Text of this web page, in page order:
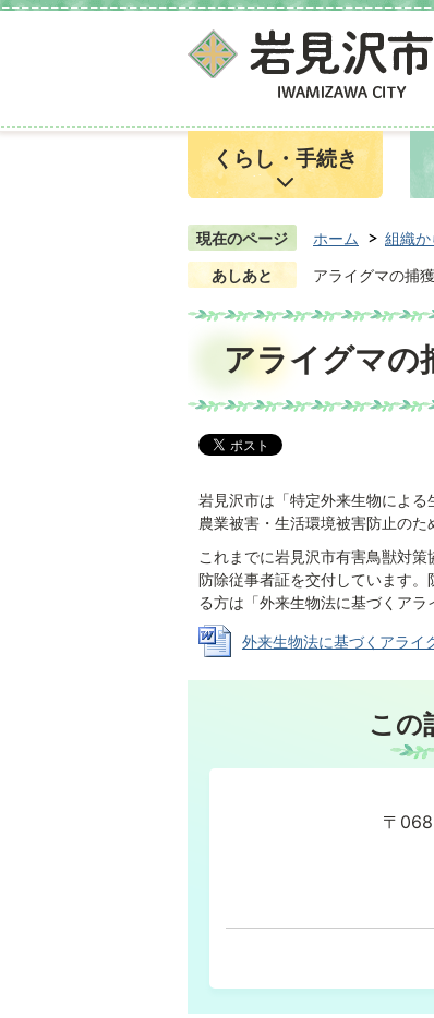
くらし・手続き
現在のページ ホーム 組織か
あしあと
アライグマの捕
アライグマの
岩見沢市は「特定外来生物による
農業被害・生活環境被害防止のた
これまでに岩見沢市有害鳥獣対
防除従事者証を交付しています
る方は「外来生物法に基づくアラ
外来生物法に基づくアライ
この
〒